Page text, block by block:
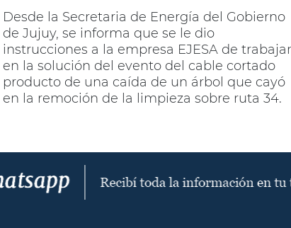
Desde la Secretaria de Energía del Gobierno
de Jujuy, se informa que se le dio
instrucciones a la empresa EJESA de trabajar
en la solución del evento del cable cortado
producto de una caída de un árbol que cayó
en la remoción de la limpieza sobre ruta 34.